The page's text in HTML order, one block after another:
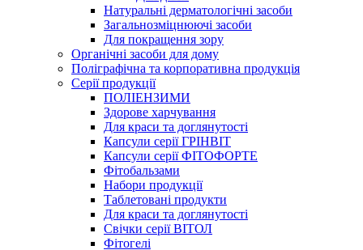
Натуральні дерматологічні засоби
Загальнозміцнюючі засоби
Для покращення зору
Органічні засоби для дому
Поліграфічна та корпоративна продукція
Серії продукції
ПОЛІЕНЗИМИ
Здорове харчування
Для краси та доглянутості
Капсули серії ГРІНВІТ
Капсули серії ФІТОФОРТЕ
Фітобальзами
Набори продукції
Таблетовані продукти
Для краси та доглянутості
Свічки серії ВІТОЛ
Фітогелі